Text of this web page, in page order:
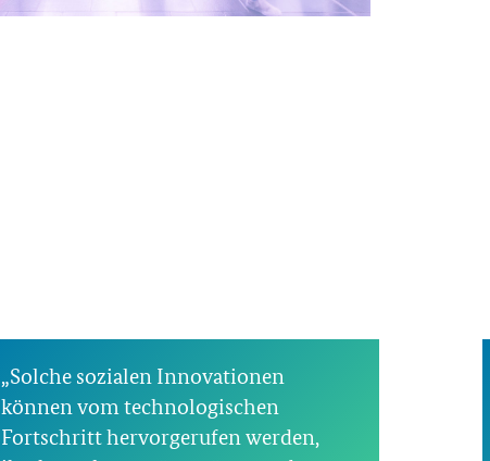
„Solche sozialen Innovationen
können vom technologischen
Fortschritt hervorgerufen werden,